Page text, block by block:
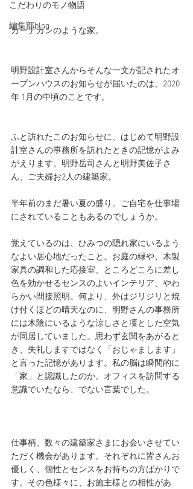
こだわりのモノ物語
編集部blog
カーデガンのような家。
明野設計室さんからそんな一文が記されたオ
ープンハウスのお知らせが届いたのは、2020
年 1月の中頃のことです。
ふと訪れたこのお知らせに、はじめて明野設
計室さんの事務所を訪れたときの記憶がよみ
がえります。明野岳司さんと明野美佐子さ
ん、ご夫婦お2人の建築家。
半年前のまだ暑い夏の盛り。ご自宅を仕事場
にされていることもあるのでしょうか。
覚えているのは、ひみつの隠れ家にいるよう
なよい居心地だったこと。お庭の緑や、木製
家具の調和した応接室、ところどころに差し
色を効かせるセンスのよいインテリア、やわ
らかい間接照明。何より、外はジリジリと焼
け付くほどの晴天なのに、明野さんの事務所
には木陰にいるような涼しさと凜とした空気
が同居していました。思わず玄関をあがると
き、失礼しますではなく「おじゃまします」
と言った記憶があります。私の脳は瞬間的に
「家」と認識したのか。オフィスを訪問する
意識でいたなら、でない言葉でした。
仕事柄、数々の建築家さまにお会いさせてい
ただく機会があります。それぞれに皆さんお
優しく、個性とセンスをお持ちの方ばかりで
す。その色様々に、お施主様との相性があ